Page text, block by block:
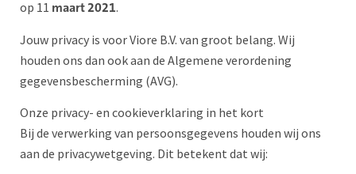
op 11 maart 2021.
Jouw privacy is voor Viore B.V. van groot belang. Wij
houden ons dan ook aan de Algemene verordening
gegevensbescherming (AVG).
Onze privacy- en cookieverklaring in het kort
Bij de verwerking van persoonsgegevens houden wij ons
aan de privacywetgeving. Dit betekent dat wij: